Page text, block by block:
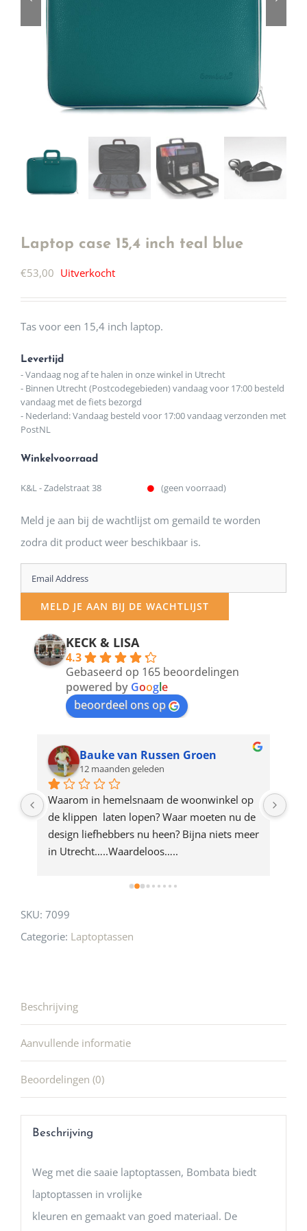
Laptop case 15,4 inch teal blue
€53,00 Uitverkocht
Tas voor een 15,4 inch laptop.
Levertijd
- Vandaag nog af te halen in onze winkel in Utrecht
- Binnen Utrecht (Postcodegebieden) vandaag voor 17:00 besteld
vandaag met de fiets bezorgd
- Nederland: Vandaag besteld voor 17:00 vandaag verzonden met
PostNL
Winkelvoorraad
K&L - Zadelstraat 38 (geen voorraad)
Meld je aan bij de wachtlijst om gemaild te worden
zodra dit product weer beschikbaar is.
Enter
your
email
address
product
MELD JE AAN BIJ DE WACHTLIJST
KECK & LISA
4.3
Gebaseerd op 165 beoordelingen
powered by Google
beoordeel ons op
Bauke van Russen Groen
12 maanden geleden
Waarom in hemelsnaam de woonwinkel op
de klippen  laten lopen? Waar moeten nu de
design liefhebbers nu heen? Bijna niets meer
in Utrecht…..Waardeloos…..
SKU: 7099
Categorie: Laptoptassen
Beschrijving
Aanvullende informatie
Beoordelingen (0)
Beschrijving
Weg met die saaie laptoptassen, Bombata biedt
laptoptassen in vrolijke
kleuren en gemaakt van goed materiaal. De